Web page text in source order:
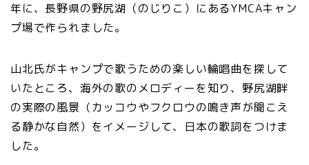
年に、長野県の野尻湖（のじりこ）にあるYMCAキャン
プ場で作られました。
山北氏がキャンプで歌うための楽しい輪唱曲を探して
いたところ、海外の歌のメロディーを知り、野尻湖畔
の実際の風景（カッコウやフクロウの鳴き声が聞こえ
る静かな自然）をイメージして、日本の歌詞をつけま
した。